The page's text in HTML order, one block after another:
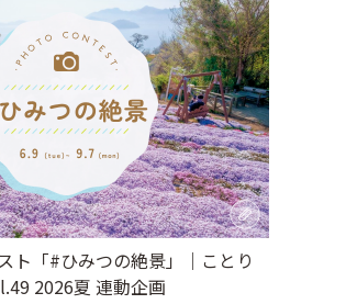
ト「#ひみつの絶景」｜ことり
2026夏 連動企画